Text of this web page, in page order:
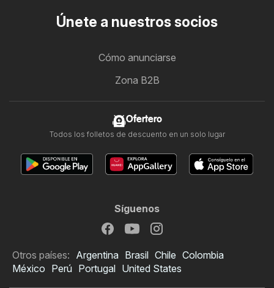
Únete a nuestros socios
Cómo anunciarse
Zona B2B
Ofertero
Todos los folletos de descuento en un solo lugar
Síguenos
Otros países: Argentina Brasil Chile Colombia
México Perú Portugal United States